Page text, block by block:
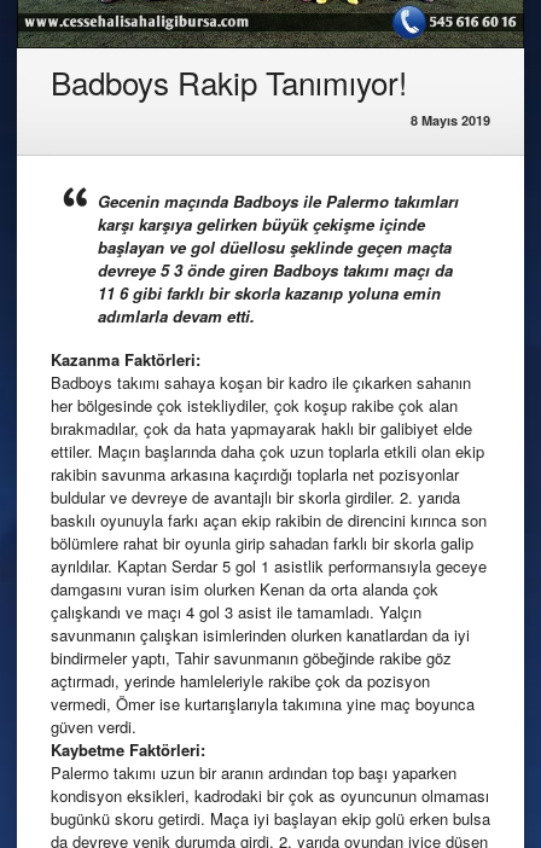
Badboys Rakip Tanımıyor!
8 Mayıs 2019
Gecenin maçında Badboys ile Palermo takımları
karşı karşıya gelirken büyük çekişme içinde
başlayan ve gol düellosu şeklinde geçen maçta
devreye 5 3 önde giren Badboys takımı maçı da
11 6 gibi farklı bir skorla kazanıp yoluna emin
adımlarla devam etti.
Kazanma Faktörleri:
Badboys takımı sahaya koşan bir kadro ile çıkarken sahanın
her bölgesinde çok istekliydiler, çok koşup rakibe çok alan
bırakmadılar, çok da hata yapmayarak haklı bir galibiyet elde
ettiler. Maçın başlarında daha çok uzun toplarla etkili olan ekip
rakibin savunma arkasına kaçırdığı toplarla net pozisyonlar
buldular ve devreye de avantajlı bir skorla girdiler. 2. yarıda
baskılı oyunuyla farkı açan ekip rakibin de direncini kırınca son
bölümlere rahat bir oyunla girip sahadan farklı bir skorla galip
ayrıldılar. Kaptan Serdar 5 gol 1 asistlik performansıyla geceye
damgasını vuran isim olurken Kenan da orta alanda çok
çalışkandı ve maçı 4 gol 3 asist ile tamamladı. Yalçın
savunmanın çalışkan isimlerinden olurken kanatlardan da iyi
bindirmeler yaptı, Tahir savunmanın göbeğinde rakibe göz
açtırmadı, yerinde hamleleriyle rakibe çok da pozisyon
vermedi, Ömer ise kurtarışlarıyla takımına yine maç boyunca
güven verdi.
Kaybetme Faktörleri:
Palermo takımı uzun bir aranın ardından top başı yaparken
kondisyon eksikleri, kadrodaki bir çok as oyuncunun olmaması
bugünkü skoru getirdi. Maça iyi başlayan ekip golü erken bulsa
da devreye yenik durumda girdi. 2. yarıda oyundan iyice düşen